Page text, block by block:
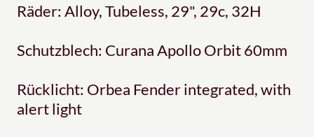
Räder: Alloy, Tubeless, 29", 29c, 32H
Schutzblech: Curana Apollo Orbit 60mm
Rücklicht: Orbea Fender integrated, with
alert light